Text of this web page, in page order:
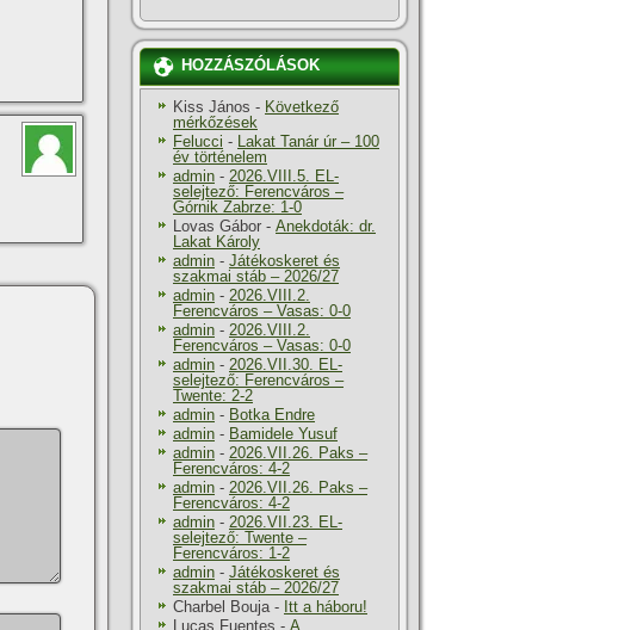
HOZZÁSZÓLÁSOK
Kiss János - Következő
mérkőzések
Felucci - Lakat Tanár úr – 100
év történelem
admin - 2026.VIII.5. EL-
selejtező: Ferencváros –
Górnik Zabrze: 1-0
Lovas Gábor - Anekdoták: dr.
Lakat Károly
admin - Játékoskeret és
szakmai stáb – 2026/27
admin - 2026.VIII.2.
Ferencváros – Vasas: 0-0
admin - 2026.VIII.2.
Ferencváros – Vasas: 0-0
admin - 2026.VII.30. EL-
selejtező: Ferencváros –
Twente: 2-2
admin - Botka Endre
admin - Bamidele Yusuf
admin - 2026.VII.26. Paks –
Ferencváros: 4-2
admin - 2026.VII.26. Paks –
Ferencváros: 4-2
admin - 2026.VII.23. EL-
selejtező: Twente –
Ferencváros: 1-2
admin - Játékoskeret és
szakmai stáb – 2026/27
Charbel Bouja- Itt a háboru!
Lucas Fuentes - A